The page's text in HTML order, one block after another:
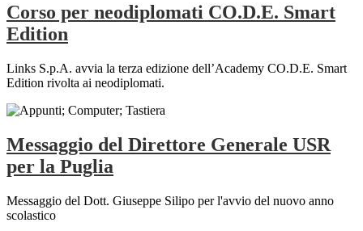
Corso per neodiplomati CO.D.E. Smart
Edition
Links S.p.A. avvia la terza edizione dell’Academy CO.D.E. Smart
Edition rivolta ai neodiplomati.
Messaggio del Direttore Generale USR
per la Puglia
Messaggio del Dott. Giuseppe Silipo per l'avvio del nuovo anno
scolastico